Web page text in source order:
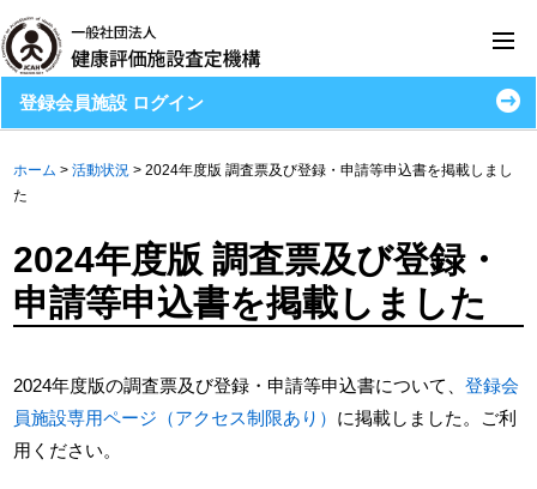
登録会員施設 ログイン
ホーム >活動状況 >2024年度版 調査票及び登録・申請等申込書を掲載しまし
た
2024年度版 調査票及び登録・
申請等申込書を掲載しました
2024年度版の調査票及び登録・申請等申込書について、登録会
員施設専用ページ（アクセス制限あり） に掲載しました。ご利
用ください。